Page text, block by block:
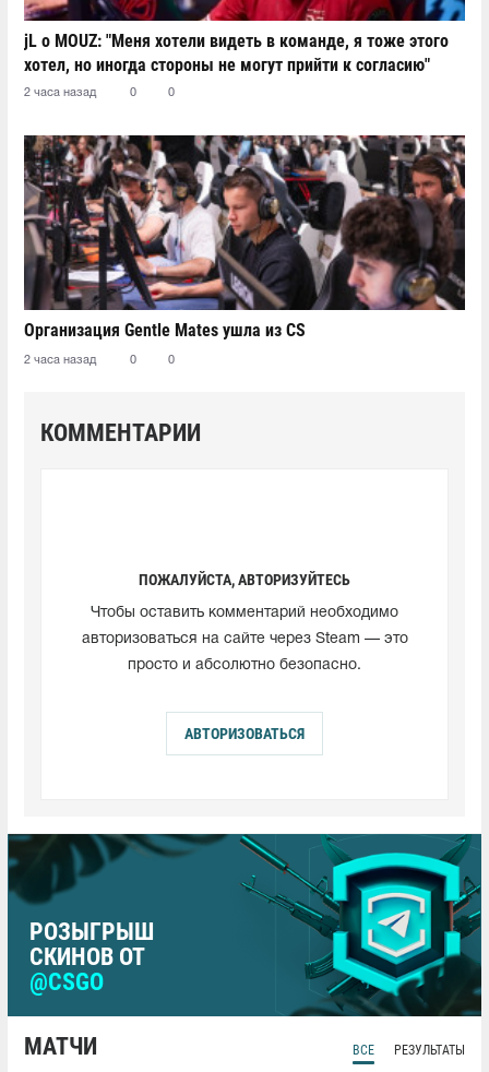
jL о MOUZ: "Меня хотели видеть в команде, я тоже этого
хотел, но иногда стороны не могут прийти к согласию"
2 часа назад 0 0
Организация Gentle Mates ушла из CS
2 часа назад 0 0
КОММЕНТАРИИ
ПОЖАЛУЙСТА, АВТОРИЗУЙТЕСЬ
Чтобы оставить комментарий необходимо
авторизоваться на сайте через Steam — это
просто и абсолютно безопасно.
АВТОРИЗОВАТЬСЯ
РОЗЫГРЫШ
СКИНОВ ОТ
@CSGO
МАТЧИ ВСЕ РЕЗУЛЬТАТЫ